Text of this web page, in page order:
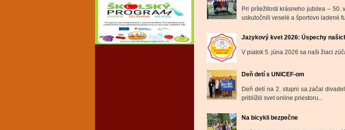
Pri príležitosti krásneho jubilea – 50.
uskutočnili veselé a športovo ladené
Jazykový kvet 2026: Úspechy
V piatok 5. júna 2026 sa naši žiaci
Deň detí s UNICEF-om
Deň detí na 2. stupni sa začal
priblížili svet online priestoru...
Na bicykli bezpečne